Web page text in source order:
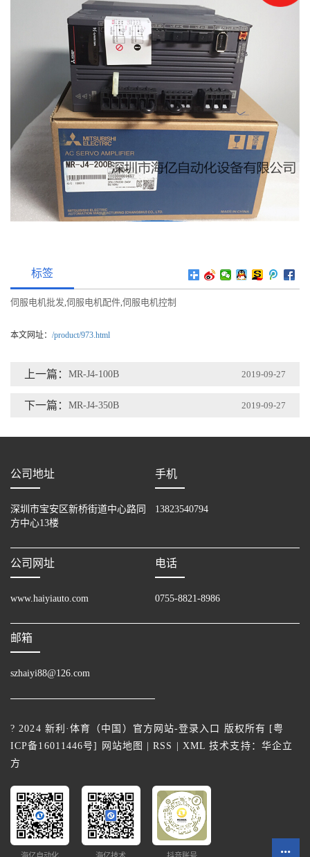
标签
伺服电机批发 伺服电机配件 伺服电机控制
本文网址： /product/973.html
上一篇： MR-J4-100B 2019-09-27
下一篇： MR-J4-350B 2019-09-27
公司地址
深圳市宝安区新桥街道中心路同
方中心13楼
手机
13823540794
公司网址
www.haiyiauto.com
电话
0755-8821-8986
邮箱
szhaiyi88@126.com
? 2024 新利·体育（中国）官方网站-登录入口 版权所有 [粤
ICP备16011446号] 网站地图 |RSS | XML 技术支持： 华企立
方